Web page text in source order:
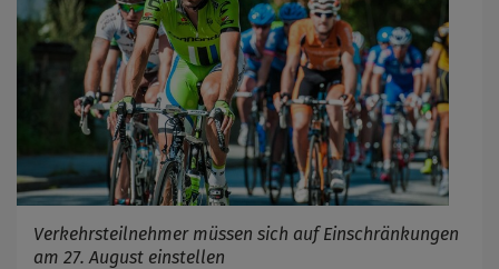
Verkehrsteilnehmer müssen sich auf Einschränkungen
am 27. August einstellen